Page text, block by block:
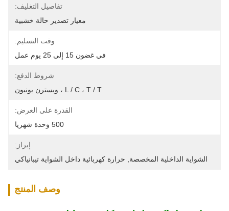
تفاصيل التغليف:
معيار تصدير حالة خشبية
وقت التسليم:
في غضون 15 إلى 25 يوم عمل
شروط الدفع:
L / C ، T / T ، ويسترن يونيون
القدرة على العرض:
500 وحدة شهريا
إبراز:
الشواية الداخلية المخصصة
حرارة كهربائية داخل الشواية تيبانياكي
وصف المنتج